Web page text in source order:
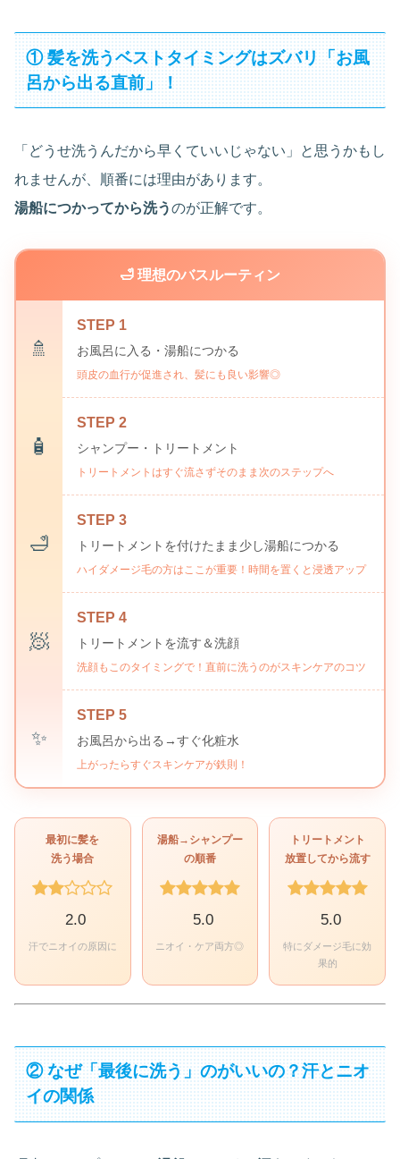
① 髪を洗うベストタイミングはズバリ「お風
呂から出る直前」！
「どうせ洗うんだから早くていいじゃない」と思うかもし
れませんが、順番には理由があります。
湯船につかってから洗うのが正解です。
🛁 理想のバスルーティン
🚿
STEP 1
お風呂に入る・湯船につかる
頭皮の血行が促進され、髪にも良い影響◎
🧴
STEP 2
シャンプー・トリートメント
トリートメントはすぐ流さずそのまま次のステップへ
🛁
STEP 3
トリートメントを付けたまま少し湯船につかる
ハイダメージ毛の方はここが重要！時間を置くと浸透アップ
🧖
STEP 4
トリートメントを流す＆洗顔
洗顔もこのタイミングで！直前に洗うのがスキンケアのコツ
✨
STEP 5
お風呂から出る→すぐ化粧水
上がったらすぐスキンケアが鉄則！
最初に髪を
洗う場合
2.0
汗でニオイの原因に
湯船→シャンプー
の順番
5.0
ニオイ・ケア両方◎
トリートメント
放置してから流す
5.0
特にダメージ毛に効
果的
② なぜ「最後に洗う」のがいいの？汗とニオ
イの関係